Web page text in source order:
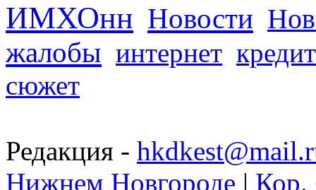
ИМХОнн Новости
жалобы интернет кредит
сюжет
Редакция -
Нижнем Новгороде | Кор.